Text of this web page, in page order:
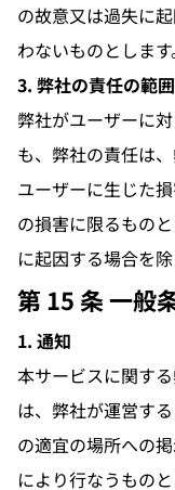
の故意又は過失に
わないものとします
3. 弊社の責任の範囲
弊社がユーザーに
も、弊社の責任は
ユーザーに生じた
の損害に限るもの
に起因する場合を除
第 15 条 一般
1. 通知
本サービスに関す
は、弊社が運営す
の適宜の場所への
により行なうもの